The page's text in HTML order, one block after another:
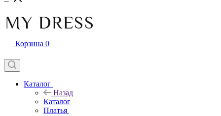
Корзина 0
Каталог
Назад
Каталог
Платья